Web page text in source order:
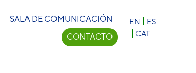
SALA DE COMUNICACIÓN
CONTACTO
EN
ES
CAT